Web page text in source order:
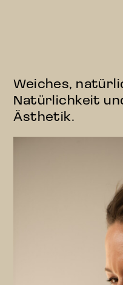
Weiches,
Natürlichkeit
Ästhetik.